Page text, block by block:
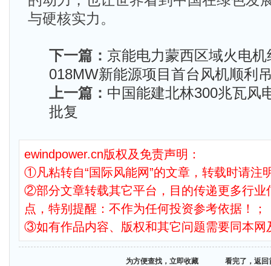
与硬核实力。
下一篇： 京能电力蒙西区域火电
018MW新能源项目首台风机顺利
上一篇： 中国能建北林300兆瓦风
批复
ewindpower.cn版权及免责声明：
①凡粘转自“国际风能网”的文章，转载时请注
②部分文章转载其它平台，目的传递更多行业
点，特别提醒：不作为任何投资参考依据！；
③如有作品内容、版权和其它问题需要同本网
为方便查找，立即收藏 看完了，返回